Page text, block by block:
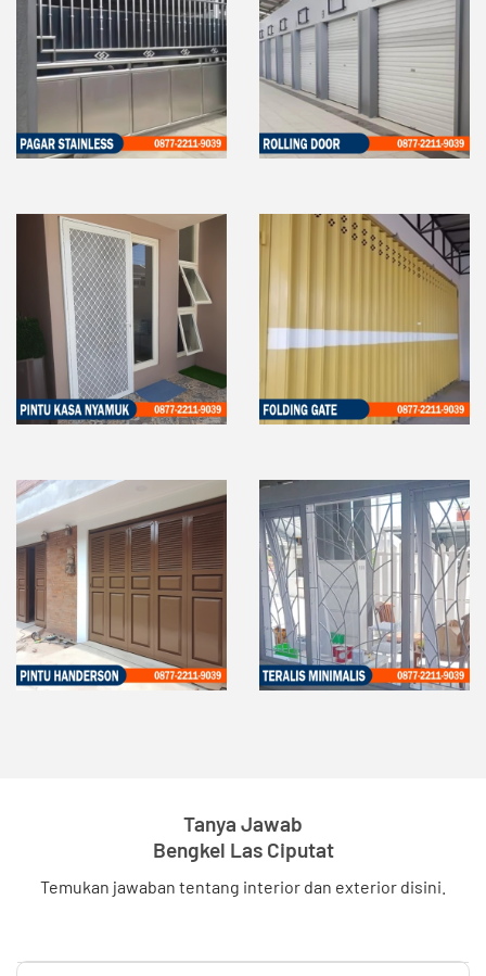
Tanya Jawab
Bengkel Las Ciputat
Temukan jawaban tentang interior dan exterior disini.